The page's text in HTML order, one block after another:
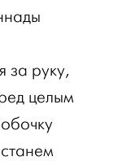
за руку,
целым